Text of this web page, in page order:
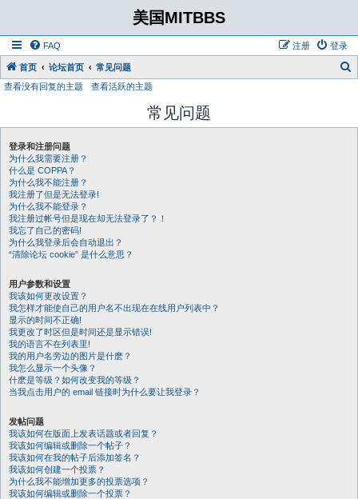
美国MITBBS
FAQ 登录
注册
首页 论坛首页 常见问题
查看没有回复的主题 查看活跃的主题
常见问题
登录和注册问题
为什么我需要注册？
什么是 COPPA？
为什么我不能注册？
我注册了但是无法登录!
为什么我不能登录？
我注册过帐号但是现在却无法登录了？！
我忘了自己的密码!
为什么我登录后会自动退出？
“清除论坛 cookie” 是什么意思？
用户参数和设置
我该如何更改设置？
我怎样才能使自己的用户名不出现在在线用户列表中？
显示的时间不正确!
我更改了时区但是时间还是显示错误!
我的语言不在列表里!
我的用户名旁边的图片是什麽？
我怎么显示一个头像？
什麽是等级？如何改变我的等级？
当我点击用户的 email 链接时为什么要让我登录？
发帖问题
我该如何在版面上发表话题或者回复？
我该如何编辑或删除一个帖子？
我该如何在我的帖子后添加签名？
我该如何创建一个投票？
为什么我不能增加更多的投票选项？
我该如何编辑或删除一个投票？